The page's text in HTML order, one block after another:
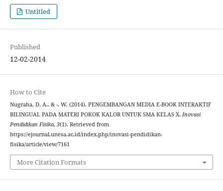
Untitled
Published
12-02-2014
How to Cite
Nugraha, D. A., & -, W. (2014). PENGEMBANGAN MEDIA E-BOOK INTERAKTIF
BILINGUAL PADA MATERI POKOK KALOR UNTUK SMA KELAS X. Inovasi
Pendidikan Fisika, 3(1). Retrieved from
https://ejournal.unesa.ac.id/index.php/inovasi-pendidikan-
fisika/article/view/7161
More Citation Formats